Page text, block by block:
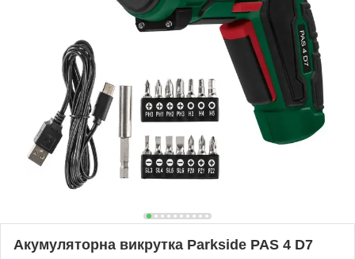
Акумуляторна викрутка Parkside PAS 4 D7